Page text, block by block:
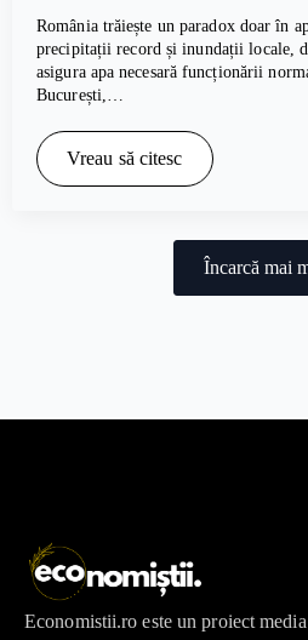
România trăiește un paradox doar în
precipitații record și inundații locale,
asigura apa necesară funcționării
București,…
Vreau să citesc
Încarcă mai
Economistii.ro este un proiect